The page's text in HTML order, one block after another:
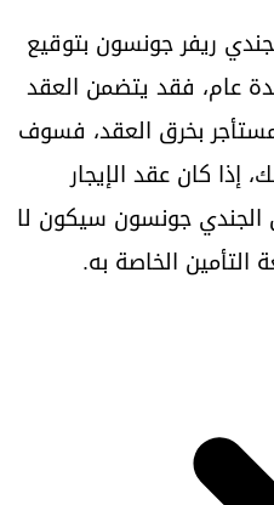
ريفر جونسون بتوقيع
عام، فقد يتضمن العقد
بخرق العقد، فسوف
إذا كان عقد الإيجار
جونسون سيكون لا
التأمين الخاصة به.